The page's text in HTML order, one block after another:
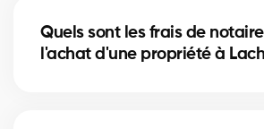
pièce d'identité et d'une lettre de
Nos experts vous accompagnent
Quels sont les frais de
l'achat d'une propriété à